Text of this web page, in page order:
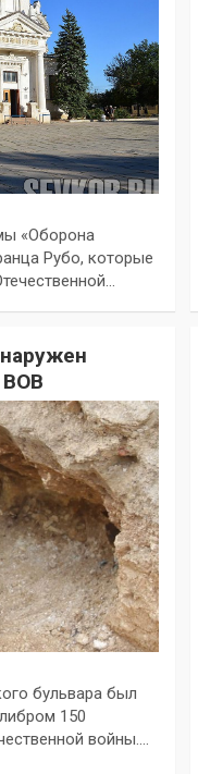
«Оборона
Рубо, которые
ВОВ
бульвара был
150
войны.…